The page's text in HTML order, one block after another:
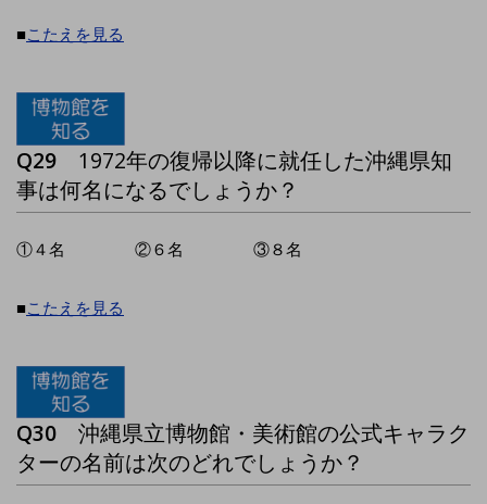
■こたえを見る
Q29 1972年の復帰以降に就任した沖縄県知
事は何名になるでしょうか？
①４名 ②６名 ③８名
■こたえを見る
Q30 沖縄県立博物館・美術館の公式キャラク
ターの名前は次のどれでしょうか？